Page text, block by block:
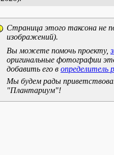
Страница этого таксона не
изображений).
Вы можете помочь проекту,
оригинальные фотографии
добавить его в определитель
Мы будем рады
"Плантариум"!